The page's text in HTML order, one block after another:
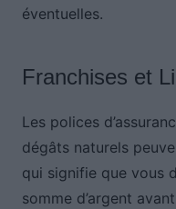
éventuelles.
Franchises et
Les polices
dégâts naturels
qui signifie que vous
somme d’argent